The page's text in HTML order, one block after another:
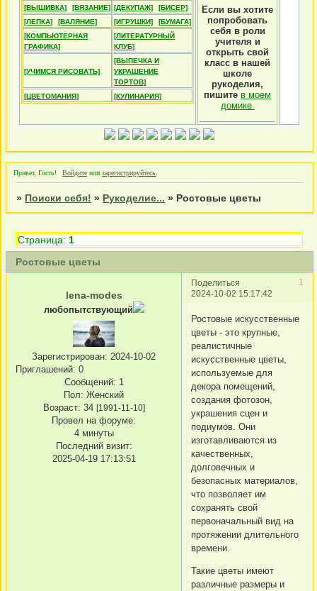
[ВЫШИВКА] [ВЯЗАНИЕ] [ДЕКУПАЖ]
[БИСЕР]
[ЛЕПКА]
[ВАЛЯНИЕ] [ИГРУШКИ]
[БУМАГА]
[КОМПЬЮТЕРНАЯ
ГРАФИКА]
[ЛИТЕРАТУРНЫЙ
КЛУБ]
[УЧИМСЯ РИСОВАТЬ]
[ВЫПЕЧКА И
УКРАШЕНИЕ
ТОРТОВ]
[ЦВЕТОМАНИЯ]
[КУЛИНАРИЯ]
Если вы хотите
попробовать
себя в роли
учителя и
открыть свой
класс в нашей
школе
рукоделия,
пишите в моем
домике
Привет, Гость! Войдите или зарегистрируйтесь
» Поиски себя! » Рукоделие... » Ростовые цветы
Ростовые цветы
Страница: 1
Поделиться
1
2024-10-02 15:17:42
lena-modes
любопытствующий
Зарегистрирован: 2024-10-02
Приглашений: 0
Сообщений: 1
Пол: Женский
Возраст: 34 [1991-11-10]
Провел на форуме:
4 минуты
Последний визит:
2025-04-19 17:13:51
Ростовые искусственные
цветы - это крупные,
реалистичные
искусственные цветы,
используемые для
декора помещений,
создания фотозон,
украшения сцен и
подиумов. Они
изготавливаются из
качественных,
долговечных и
безопасных материалов,
что позволяет им
сохранять свой
первоначальный вид на
протяжении длительного
времени.
Такие цветы имеют
различные размеры и